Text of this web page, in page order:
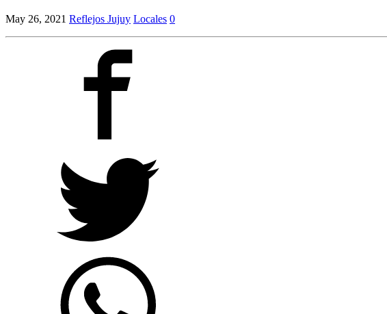
May 26, 2021 Reflejos Jujuy Locales 0